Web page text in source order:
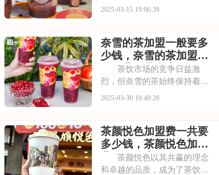
价格赢得了众多消费者的喜
宜。那么，蜜雪冰城的加盟费
及加盟条件究竟如何呢？接下
来，让我们一一揭晓。请
2025-03-15 19:06:39
奈雪的茶加盟一般要多
少钱，奈雪的茶加盟条
件及费用是多少
茶饮市场的竞争日益激
烈，但奈雪的茶始终保持着领
先的优势。加盟奈雪的茶，你
场，实现你的创业梦想和财富
增长。本文将为你揭秘奈雪的
茶加盟一般要多少钱，奈
2025-03-30 10:49:28
茶颜悦色加盟费一共要
多少钱，茶颜悦色加盟
费用一览表
茶颜悦色以其共赢的理念
和卓越的品质，成为了茶饮加